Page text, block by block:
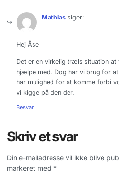
Mathias siger:
Hej Åse
Det er en virkelig træls situation
hjælpe med. Dog har vi brug for
har mulighed for at komme forbi
vi kigge på den der.
Besvar
Skriv et svar
Din e-mailadresse vil ikke blive
markeret med *